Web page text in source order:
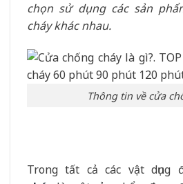
chọn sử dụng các sản
cháy khác nhau.
Thông tin về cửa
Trong tất cả các vật dụng